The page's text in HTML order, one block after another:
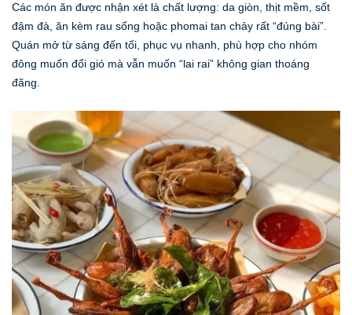
Các món ăn được nhận xét là chất lượng: da giòn, thịt mềm, sốt
đậm đà, ăn kèm rau sống hoặc phomai tan chảy rất “đúng bài”.
Quán mở từ sáng đến tối, phục vụ nhanh, phù hợp cho nhóm
đông muốn đổi gió mà vẫn muốn “lai rai” không gian thoáng
đãng.